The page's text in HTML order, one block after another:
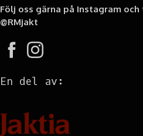
Följ oss gärna på Instagram
@RMjakt
En del av: